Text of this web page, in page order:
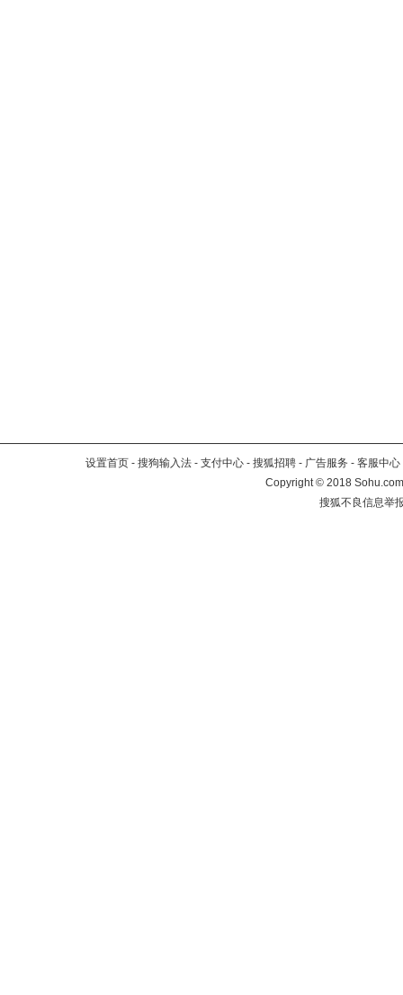
设置首页 - 搜狗输入法 - 支付中心 - 搜狐招聘 - 广告服务 - 客服中心
Copyright©2018
搜狐不良信息举